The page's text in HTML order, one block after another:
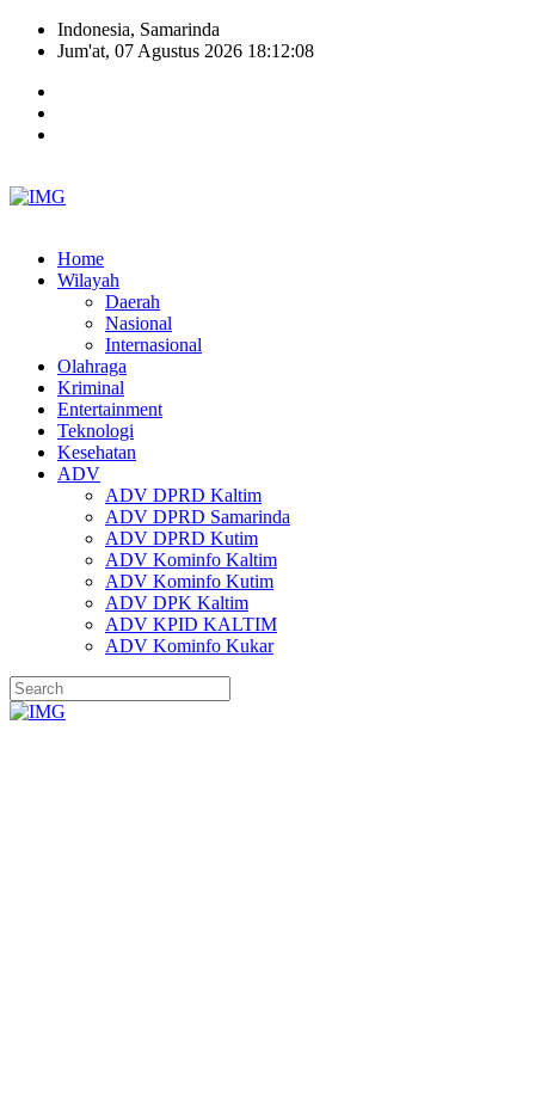
Indonesia, Samarinda
Jum'at, 07 Agustus 2026 18:12:09
Home
Wilayah
Daerah
Nasional
Internasional
Olahraga
Kriminal
Entertainment
Teknologi
Kesehatan
ADV
ADV DPRD Kaltim
ADV DPRD Samarinda
ADV DPRD Kutim
ADV Kominfo Kaltim
ADV Kominfo Kutim
ADV DPK Kaltim
ADV KPID KALTIM
ADV Kominfo Kukar